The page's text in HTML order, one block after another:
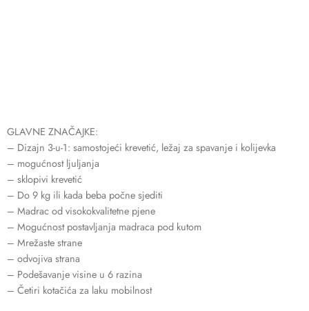
GLAVNE ZNAČAJKE:
– Dizajn 3-u-1: samostojeći krevetić, ležaj za spavanje i kolijevka
– mogućnost ljuljanja
– sklopivi krevetić
– Do 9 kg ili kada beba počne sjediti
– Madrac od visokokvalitetne pjene
– Mogućnost postavljanja madraca pod kutom
– Mrežaste strane
– odvojiva strana
– Podešavanje visine u 6 razina
– Četiri kotačića za laku mobilnost